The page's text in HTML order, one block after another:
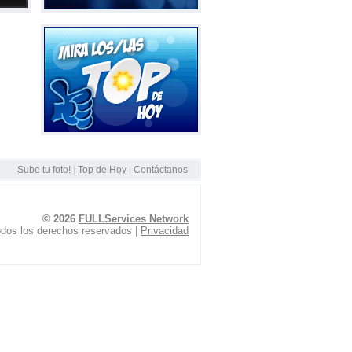
Sube tu foto! Top de Hoy Contáctanos
© 2026 FULLServices Network
los derechos reservados |
Privacidad